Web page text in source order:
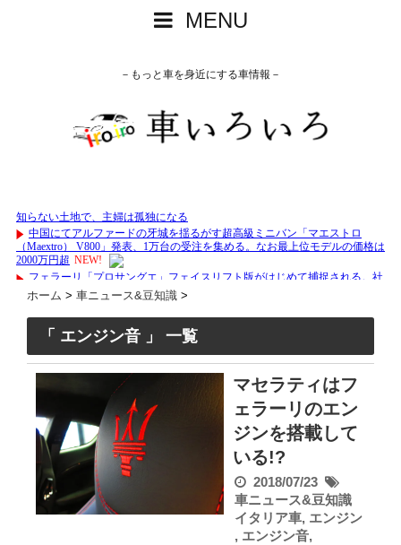
MENU
－もっと車を身近にする車情報－
ホーム > 車ニュース&豆知識 >
「 エンジン音 」 一覧
マセラティはフ
ェラーリのエン
ジンを搭載して
いる!?
2018/07/23
車ニュース&豆知識
イタリア車, エンジン
, エンジン音,